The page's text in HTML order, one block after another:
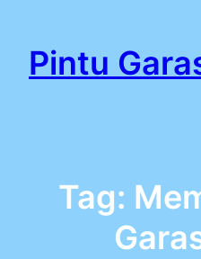
kontenPintu
Tag: